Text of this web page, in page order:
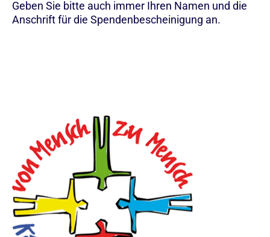
Geben Sie bitte auch immer Ihren Namen und die
Anschrift für die Spendenbescheinigung an.